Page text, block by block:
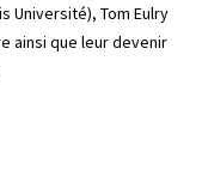
Université), Tom Eulry
ainsi que leur devenir